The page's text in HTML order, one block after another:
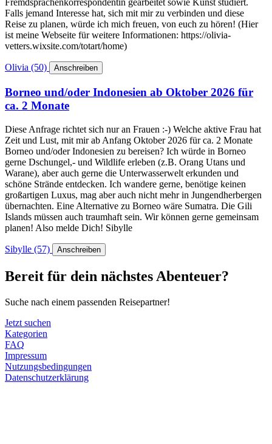
Fremdsprachenkorrespondentin gearbeitet sowie Kunst studiert.
Falls jemand Interesse hat, sich mit mir zu verbinden und diese
Reise zu planen, würde ich mich freuen, von euch zu hören! (Hier
ist meine Webseite für weitere Informationen: https://olivia-
vetters.wixsite.com/totart/home)
Olivia (50) Anschreiben
Borneo und/oder Indonesien ab Oktober 2026 für
ca. 2 Monate
Diese Anfrage richtet sich nur an Frauen :-) Welche aktive Frau hat
Zeit und Lust, mit mir ab Anfang Oktober 2026 für ca. 2 Monate
Borneo und/oder Indonesien zu bereisen? Ich würde in Borneo
gerne Dschungel,- und Wildlife erleben (z.B. Orang Utans und
Warane), aber auch gerne die Unterwasserwelt erkunden und
schöne Strände entdecken. Ich wandere gerne, benötige keinen
großartigen Luxus, mag aber auch nicht mehr in Jungendherbergen
übernachten. Eine Alternative zu Borneo wäre Sumatra. Die Gili
Islands müssen auch traumhaft sein. Wir können gerne gemeinsam
planen! Also melde Dich! Sibylle
Sibylle (57) Anschreiben
Bereit für dein nächstes Abenteuer?
Suche nach einem passenden Reisepartner!
Jetzt suchen
Kategorien
FAQ
Impressum
Nutzungsbedingungen
Datenschutzerklärung